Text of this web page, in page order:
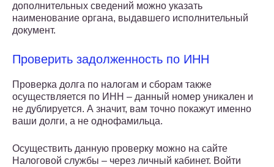
дополнительных сведений можно указать
наименование органа, выдавшего исполнительный
документ.
Проверить задолженность по ИНН
Проверка долга по налогам и сборам также
осуществляется по ИНН – данный номер уникален и
не дублируется. А значит, вам точно покажут именно
ваши долги, а не однофамильца.
Осуществить данную проверку можно на сайте
Налоговой службы – через личный кабинет. Войти